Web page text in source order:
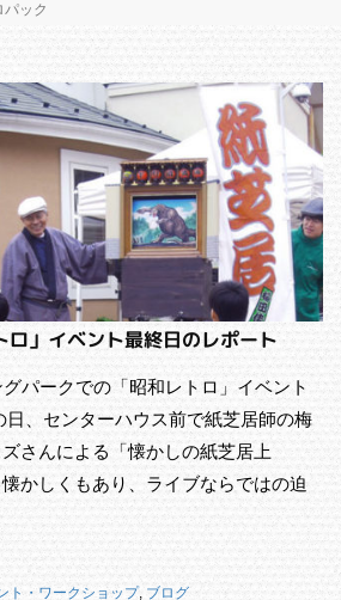
パック
」イベント最終日のレポート
パークでの「昭和レトロ」イベント
、センターハウス前で紙芝居師の梅
さんによる「懐かしの紙芝居上
かしくもあり、ライブならではの迫
ト・ワークショップ, ブログ